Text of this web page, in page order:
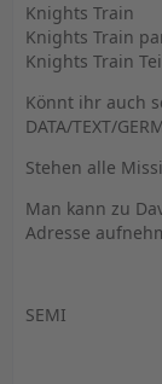
Knights Train
Knights Train
Knights Train
Könnt ihr auch
DATA/TEXT/
Stehen alle
Man kann zu
Adresse
SEMI